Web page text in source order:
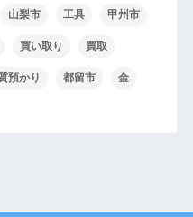
山梨市 工具 甲州市
買い取り 買取
預かり 都留市 金